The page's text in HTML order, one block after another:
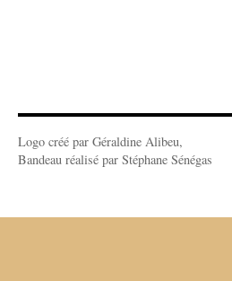
Logo créé par Géraldine Alibeu,
Bandeau réalisé par Stéphane Sénégas